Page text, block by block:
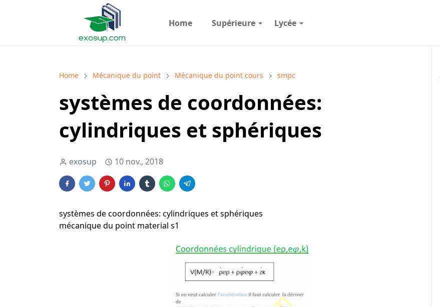
Home Supérieure Lycée
Home Mécanique du point Mécanique du point cours smpc
systèmes de coordonnées:
cylindriques et sphériques
exosup 10 nov., 2018
systèmes de coordonnées: cylindriques et sphériques
mécanique du point material s1